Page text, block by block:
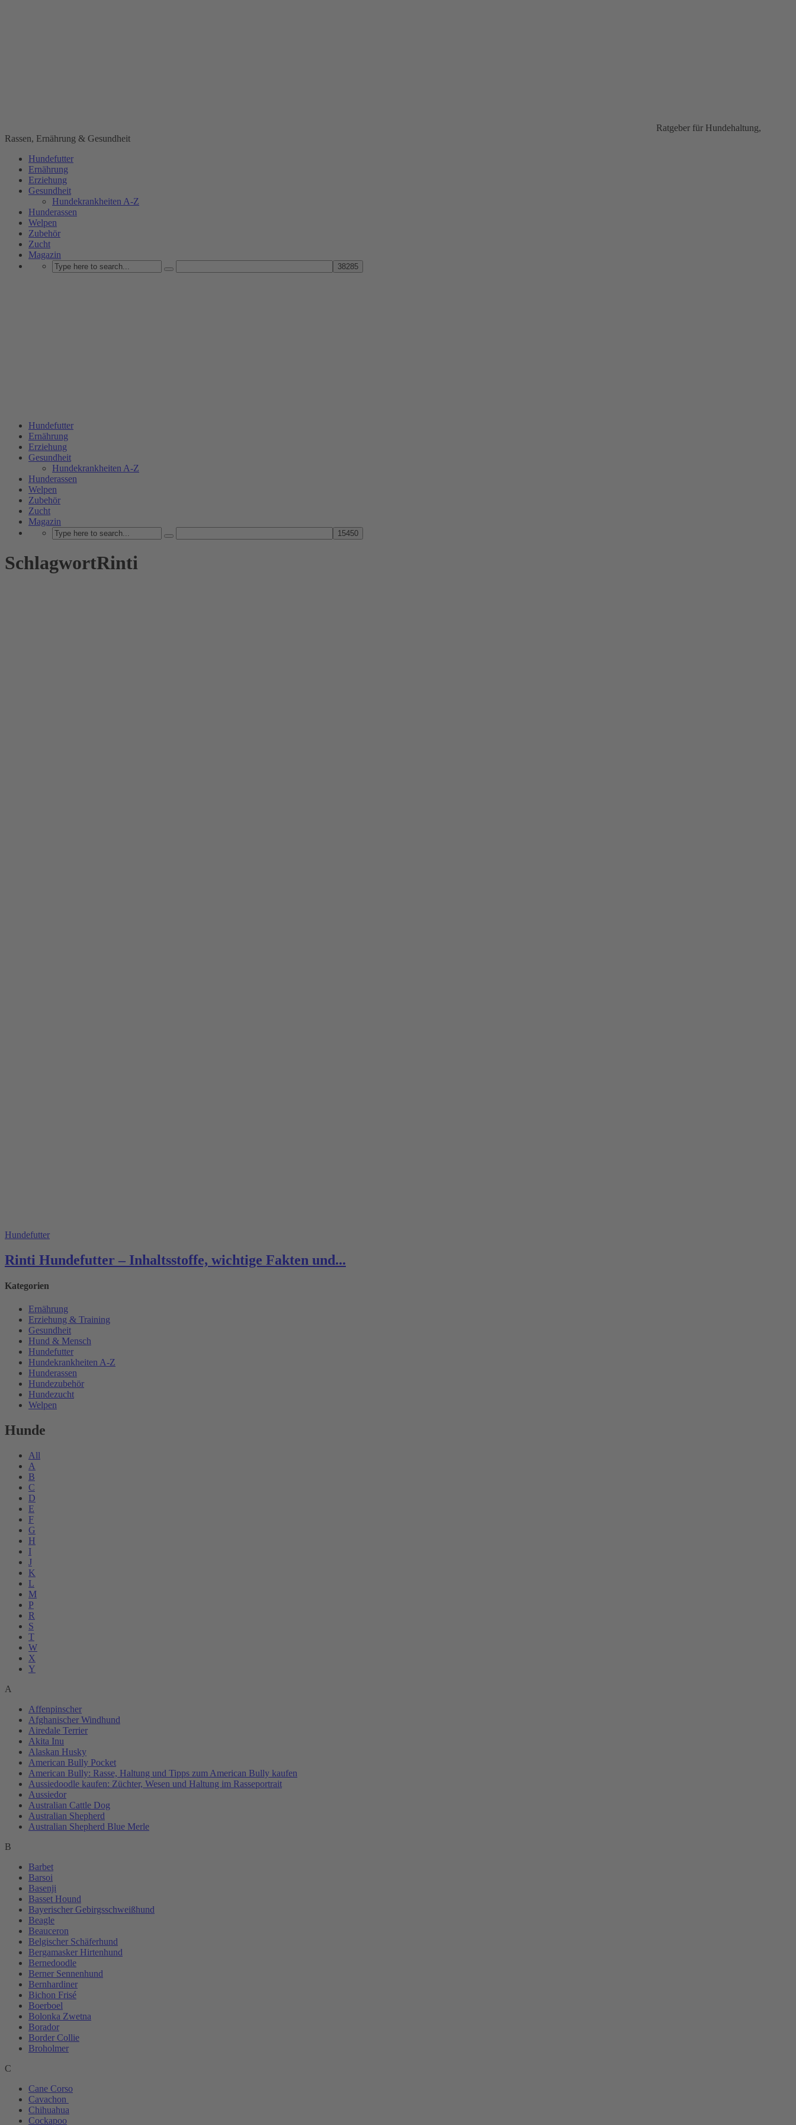
Ratgeber für Hundehaltung,
Rassen, Ernährung & Gesundheit
Hundefutter
Ernährung
Erziehung
Gesundheit
Hundekrankheiten A-Z
Hunderassen
Welpen
Zubehör
Zucht
Magazin
Hundefutter
Ernährung
Erziehung
Gesundheit
Hundekrankheiten A-Z
Hunderassen
Welpen
Zubehör
Zucht
Magazin
SchlagwortRinti
Hundefutter
Rinti Hundefutter – Inhaltsstoffe, wichtige Fakten und...
Kategorien
Ernährung
Erziehung & Training
Gesundheit
Hund & Mensch
Hundefutter
Hundekrankheiten A-Z
Hunderassen
Hundezubehör
Hundezucht
Welpen
Hunde
All
A
B
C
D
E
F
G
H
I
J
K
L
M
P
R
S
T
W
X
Y
A
Affenpinscher
Afghanischer Windhund
Airedale Terrier
Akita Inu
Alaskan Husky
American Bully Pocket
American Bully: Rasse, Haltung und Tipps zum American Bully kaufen
Aussiedoodle kaufen: Züchter, Wesen und Haltung im Rasseportrait
Aussiedor
Australian Cattle Dog
Australian Shepherd
Australian Shepherd Blue Merle
B
Barbet
Barsoi
Basenji
Basset Hound
Bayerischer Gebirgsschweißhund
Beagle
Beauceron
Belgischer Schäferhund
Bergamasker Hirtenhund
Bernedoodle
Berner Sennenhund
Bernhardiner
Bichon Frisé
Boerboel
Bolonka Zwetna
Borador
Border Collie
Broholmer
C
Cane Corso
Cavachon
Chihuahua
Cockapoo